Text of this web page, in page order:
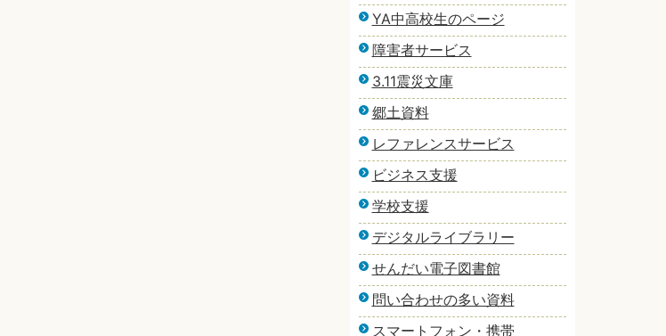
YA中高校生のページ
障害者サービス
3.11震災文庫
郷土資料
レファレンスサービス
ビジネス支援
学校支援
デジタルライブラリー
せんだい電子図書館
問い合わせの多い資料
スマートフォン・携帯